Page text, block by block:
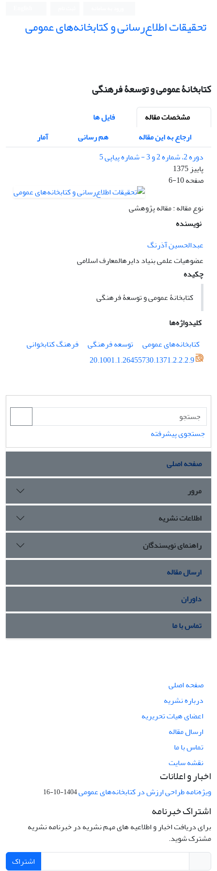
تحقیقات اطلاع‌رسانی و کتابخانه‌های عمومی
کتابخانۀ عمومی و توسعۀ فرهنگی
مشخصات مقاله
فایل ها
ارجاع به این مقاله
هم رسانی
آمار
دوره 2، شماره 2 و 3 - شماره پیاپی 5
پاییز 1375
صفحه6-10
نوع مقاله : مقاله پژوهشی
نویسنده
عبدالحسین آذرنگ
عضوهیات علمی بنیاد دایرهالمعارف اسلامی
چکیده
کتابخانۀ عمومی و توسعۀ فرهنگی
کلیدواژه‌ها
کتابخانه‌های عمومی
توسعه فرهنگی
فرهنگ کتابخوانی
20.1001.1.26455730.1371.2.2.2.9
جستجوی پیشرفته
صفحه اصلی
مرور
اطلاعات نشریه
راهنمای نویسندگان
ارسال مقاله
داوران
تماس با ما
صفحه اصلی
درباره نشریه
اعضای هیات تحریریه
ارسال مقاله
تماس با ما
نقشه سایت
اخبار و اعلانات
ویژه‌نامه طراحی ارزش در کتابخانه‌های عمومی1404-10-16
اشتراک خبرنامه
برای دریافت اخبار و اطلاعیه های مهم نشریه در خبرنامه نشریه
مشترک شوید.
اشتراک